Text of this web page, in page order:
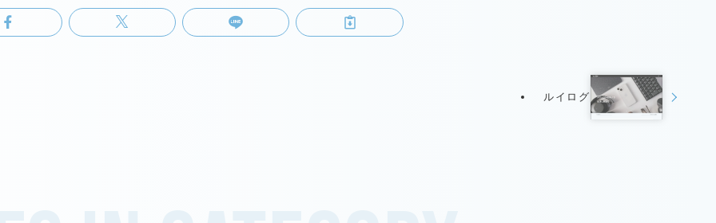
ルイログ